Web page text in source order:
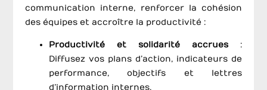
communication interne, renforcer la cohésion
des équipes et accroître la productivité :
Productivité et solidarité accrues:
Diffusez vos plans d’action, indicateurs de
performance, objectifs et lettres
d’information internes.